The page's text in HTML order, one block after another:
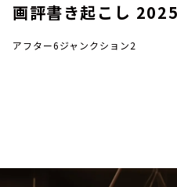
画評書き起こし
アフター6ジャンクション2